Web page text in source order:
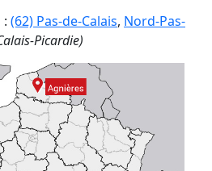
(62) Pas-de-Calais, Nord-Pas-
Picardie)